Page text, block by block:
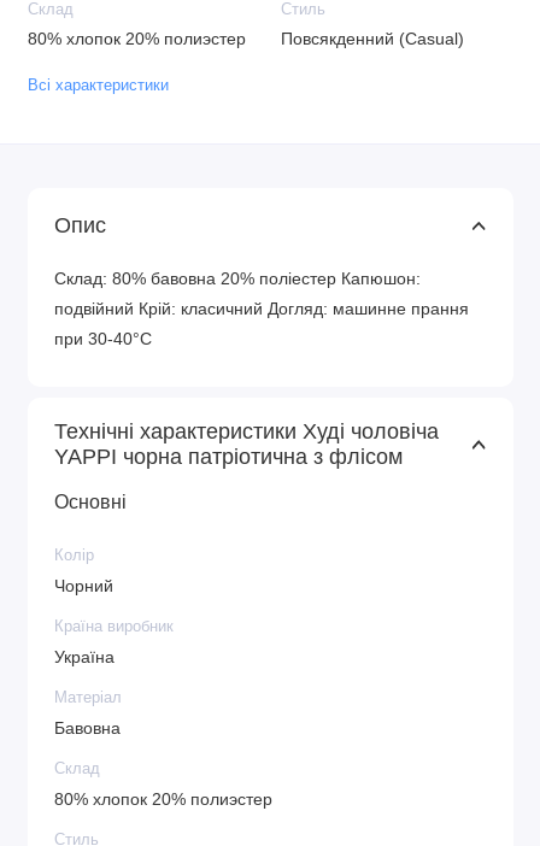
Склад
80% хлопок 20% полиэстер
Стиль
Повсякденний (Casual)
Всі характеристики
Опис
Склад: 80% бавовна 20% поліестер Капюшон:
подвійний Крій: класичний Догляд: машинне прання
при 30-40°C
Технічні характеристики Худі чоловіча
YAPPI чорна патріотична з флісом
Основні
Колір
Чорний
Країна виробник
Україна
Матеріал
Бавовна
Склад
80% хлопок 20% полиэстер
Стиль